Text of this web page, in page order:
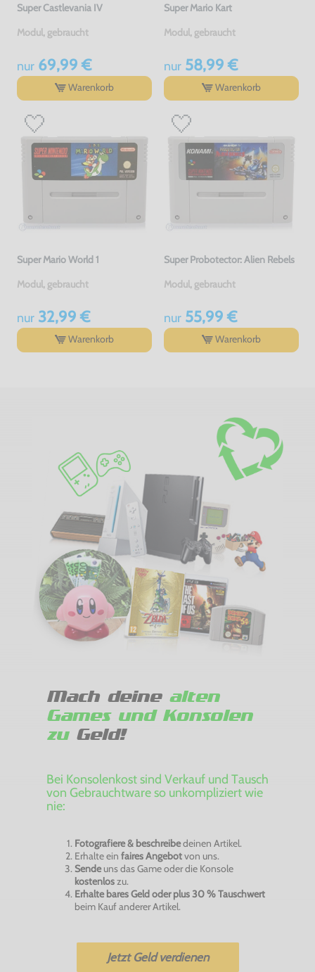
Super Castlevania IV
Modul, gebraucht
nur69,99 €
Warenkorb
Super Mario Kart
Modul, gebraucht
nur58,99 €
Warenkorb
Super Mario World 1
Modul, gebraucht
nur32,99 €
Warenkorb
Super Probotector: Alien Rebels
Modul, gebraucht
nur55,99 €
Warenkorb
Mach deine alten
Games und Konsolen
zuGeld!
Bei Konsolenkost sind Verkauf und Tausch
von Gebrauchtware so unkompliziert wie
nie:
Fotografiere & beschreibedeinen Artikel.
Erhalte ein faires Angebotvon uns.
Sendeuns das Game oder die Konsole
kostenloszu.
Erhalte bares Geld oder plus 30 % Tauschwert
beim Kauf anderer Artikel.
Jetzt Geld verdienen